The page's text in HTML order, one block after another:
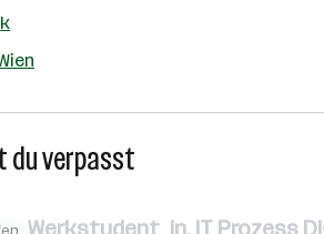
du verpasst
Werkstudent_in, IT Prozess